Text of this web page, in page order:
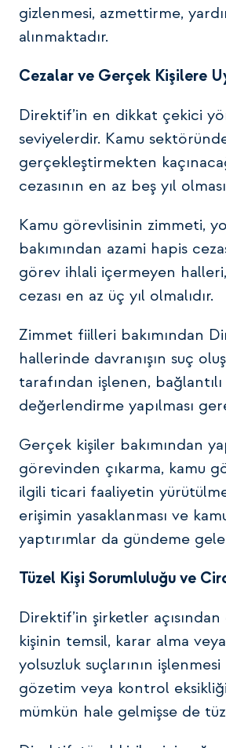
gizlenmesi, azmettirme,
alınmaktadır.
Cezalar ve Gerçek Kişilere
Direktif’in en dikkat çekici
seviyelerdir. Kamu
gerçekleştirmekten
cezasının en az beş yıl
Kamu görevlisinin zimmeti,
bakımından azami hapis
görev ihlali içermeyen
cezası en az üç yıl olmalıdır.
Zimmet fiilleri bakımından
hallerinde davranışın suç
tarafından işlenen,
değerlendirme yapılması
Gerçek kişiler bakımından
görevinden çıkarma, kamu
ilgili ticari faaliyetin
erişimin yasaklanması ve
yaptırımlar da gündeme
Tüzel Kişi Sorumluluğu ve
Direktif’in şirketler
kişinin temsil, karar alma
yolsuzluk suçlarının
gözetim veya kontrol
mümkün hale gelmişse de